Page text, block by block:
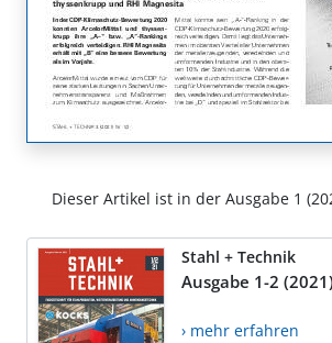
Dieser Artikel ist in der Ausgabe 1
Stahl + Technik
Ausgabe 1-2
› mehr erfahren